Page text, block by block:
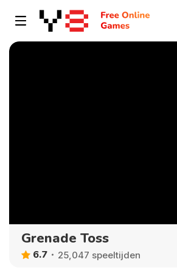
Grenade Toss
6.7 25,047 speeltijden